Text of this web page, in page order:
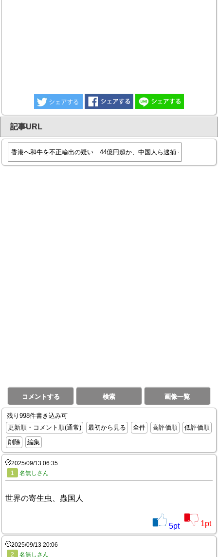
記事URL
コメントする 検索 画像一覧
残り998件書き込み可
更新順・コメント順(通常)
最初から見る 全件 高評価順
低評価順
削除
編集
2025/09/13 06:35
1
名無しさん
世界の寄生虫、蟲国人
5pt 1pt
2025/09/13 20:06
2
名無しさん